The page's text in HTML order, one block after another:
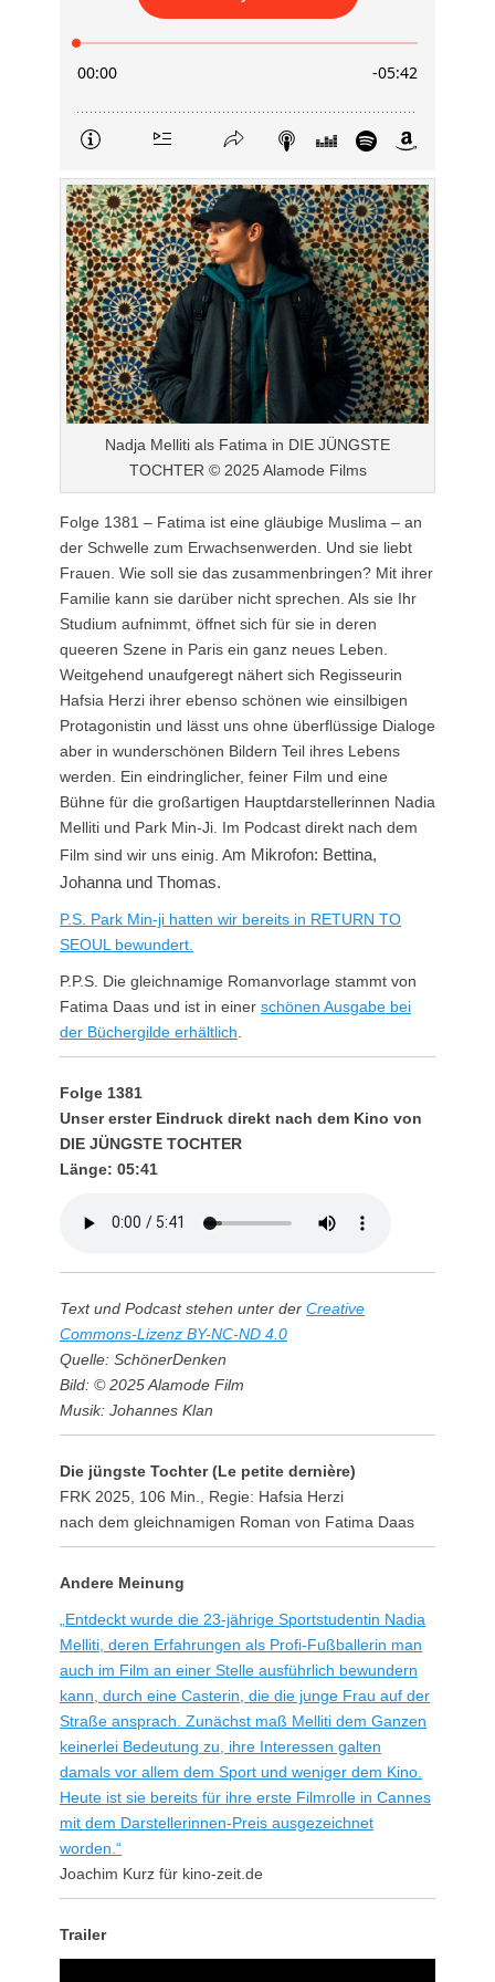
Nadja Melliti als Fatima in DIE JÜNGSTE
TOCHTER © 2025 Alamode Films
Folge 1381 – Fatima ist eine gläubige Muslima – an
der Schwelle zum Erwachsenwerden. Und sie liebt
Frauen. Wie soll sie das zusammenbringen? Mit ihrer
Familie kann sie darüber nicht sprechen. Als sie Ihr
Studium aufnimmt, öffnet sich für sie in deren
queeren Szene in Paris ein ganz neues Leben.
Weitgehend unaufgeregt nähert sich Regisseurin
Hafsia Herzi ihrer ebenso schönen wie einsilbigen
Protagonistin und lässt uns ohne überflüssige Dialoge
aber in wunderschönen Bildern Teil ihres Lebens
werden. Ein eindringlicher, feiner Film und eine
Bühne für die großartigen Hauptdarstellerinnen Nadia
Melliti und Park Min-Ji. Im Podcast direkt nach dem
Film sind wir uns einig. Am Mikrofon: Bettina,
Johanna und Thomas.
P.S. Park Min-ji hatten wir bereits in RETURN TO
SEOUL bewundert.
P.P.S. Die gleichnamige Romanvorlage stammt von
Fatima Daas und ist in einer schönen Ausgabe bei
der Büchergilde erhältlich
Folge 1381
Unser erster Eindruck direkt nach dem Kino von
DIE JÜNGSTE TOCHTER
Länge: 05:41
Text und Podcast stehen unter der Creative
Commons-Lizenz BY-NC-ND 4.0
Quelle: SchönerDenken
Bild: © 2025 Alamode Film
Musik: Johannes Klan
Die jüngste Tochter (Le petite dernière)
FRK 2025, 106 Min., Regie: Hafsia Herzi
nach dem gleichnamigen Roman von Fatima Daas
Andere Meinung
„Entdeckt wurde die 23-jährige Sportstudentin Nadia
Melliti, deren Erfahrungen als Profi-Fußballerin man
auch im Film an einer Stelle ausführlich bewundern
kann, durch eine Casterin, die die junge Frau auf der
Straße ansprach. Zunächst maß Melliti dem Ganzen
keinerlei Bedeutung zu, ihre Interessen galten
damals vor allem dem Sport und weniger dem Kino.
Heute ist sie bereits für ihre erste Filmrolle in Cannes
mit dem Darstellerinnen-Preis ausgezeichnet
worden.“
Joachim Kurz für kino-zeit.de
Trailer